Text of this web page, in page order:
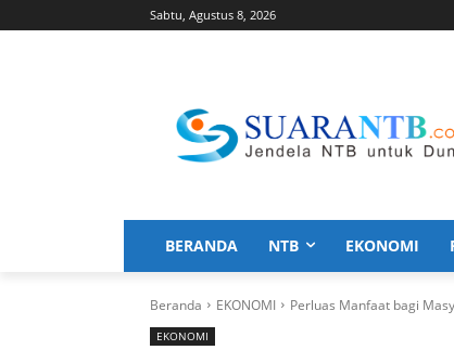
Sabtu, Agustus 8, 2026
BERANDA NTB EKONOMI
Beranda EKONOMI Perluas Manfaat bagi
EKONOMI